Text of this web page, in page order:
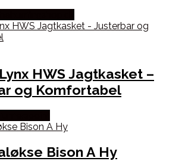
HWS Jagtkasket –
og Komfortabel
Bison A Hy